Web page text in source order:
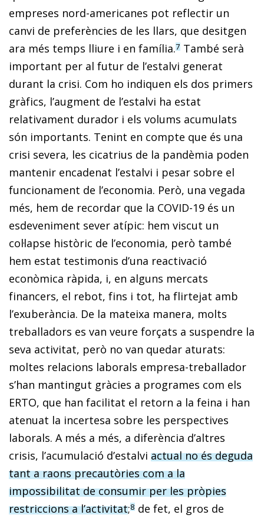
empreses nord-americanes pot reflectir un
canvi de preferències de les llars, que desitgen
ara més temps lliure i en família.7 També serà
important per al futur de l’estalvi generat
durant la crisi. Com ho indiquen els dos primers
gràfics, l’augment de l’estalvi ha estat
relativament durador i els volums acumulats
són importants. Tenint en compte que és una
crisi severa, les cicatrius de la pandèmia poden
mantenir encadenat l’estalvi i pesar sobre el
funcionament de l’economia. Però, una vegada
més, hem de recordar que la COVID-19 és un
esdeveniment sever atípic: hem viscut un
col·lapse històric de l’economia, però també
hem estat testimonis d’una reactivació
econòmica ràpida, i, en alguns mercats
financers, el rebot, fins i tot, ha flirtejat amb
l’exuberància. De la mateixa manera, molts
treballadors es van veure forçats a suspendre la
seva activitat, però no van quedar aturats:
moltes relacions laborals empresa-treballador
s’han mantingut gràcies a programes com els
ERTO, que han facilitat el retorn a la feina i han
atenuat la incertesa sobre les perspectives
laborals. A més a més, a diferència d’altres
crisis, l’acumulació d’estalvi actual no és deguda
tant a raons precautòries com a la
impossibilitat de consumir per les pròpies
restriccions a l’activitat;8 de fet, el gros de